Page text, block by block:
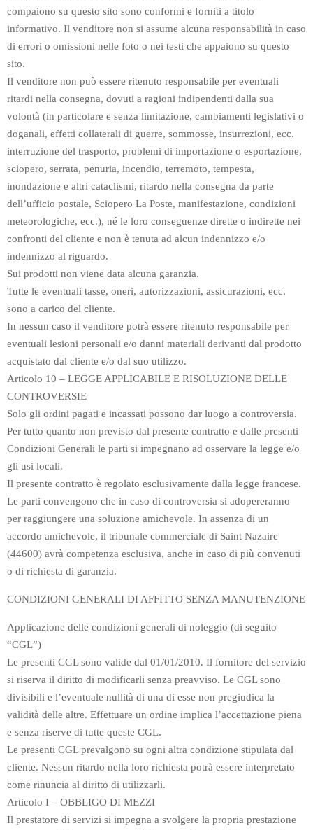
compaiono su questo sito sono conformi e forniti a titolo
informativo. Il venditore non si assume alcuna responsabilità in caso
di errori o omissioni nelle foto o nei testi che appaiono su questo
sito.
Il venditore non può essere ritenuto responsabile per eventuali
ritardi nella consegna, dovuti a ragioni indipendenti dalla sua
volontà (in particolare e senza limitazione, cambiamenti legislativi o
doganali, effetti collaterali di guerre, sommosse, insurrezioni, ecc.
interruzione del trasporto, problemi di importazione o esportazione,
sciopero, serrata, penuria, incendio, terremoto, tempesta,
inondazione e altri cataclismi, ritardo nella consegna da parte
dell’ufficio postale, Sciopero La Poste, manifestazione, condizioni
meteorologiche, ecc.), né le loro conseguenze dirette o indirette nei
confronti del cliente e non è tenuta ad alcun indennizzo e/o
indennizzo al riguardo.
Sui prodotti non viene data alcuna garanzia.
Tutte le eventuali tasse, oneri, autorizzazioni, assicurazioni, ecc.
sono a carico del cliente.
In nessun caso il venditore potrà essere ritenuto responsabile per
eventuali lesioni personali e/o danni materiali derivanti dal prodotto
acquistato dal cliente e/o dal suo utilizzo.
Articolo 10 – LEGGE APPLICABILE E RISOLUZIONE DELLE
CONTROVERSIE
Solo gli ordini pagati e incassati possono dar luogo a controversia.
Per tutto quanto non previsto dal presente contratto e dalle presenti
Condizioni Generali le parti si impegnano ad osservare la legge e/o
gli usi locali.
Il presente contratto è regolato esclusivamente dalla legge francese.
Le parti convengono che in caso di controversia si adopereranno
per raggiungere una soluzione amichevole. In assenza di un
accordo amichevole, il tribunale commerciale di Saint Nazaire
(44600) avrà competenza esclusiva, anche in caso di più convenuti
o di richiesta di garanzia.
CONDIZIONI GENERALI DI AFFITTO SENZA MANUTENZIONE
Applicazione delle condizioni generali di noleggio (di seguito
“CGL”)
Le presenti CGL sono valide dal 01/01/2010. Il fornitore del servizio
si riserva il diritto di modificarli senza preavviso. Le CGL sono
divisibili e l’eventuale nullità di una di esse non pregiudica la
validità delle altre. Effettuare un ordine implica l’accettazione piena
e senza riserve di tutte queste CGL.
Le presenti CGL prevalgono su ogni altra condizione stipulata dal
cliente. Nessun ritardo nella loro richiesta potrà essere interpretato
come rinuncia al diritto di utilizzarli.
Articolo I – OBBLIGO DI MEZZI
Il prestatore di servizi si impegna a svolgere la propria prestazione